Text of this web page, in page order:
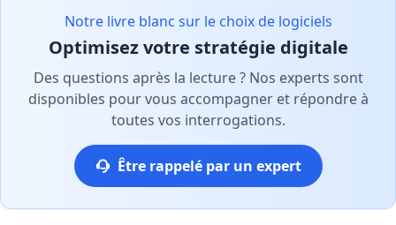
Notre livre blanc sur le choix de logiciels
Optimisez votre stratégie digitale
Des questions après la lecture ? Nos experts sont
disponibles pour vous accompagner et répondre à
toutes vos interrogations.
Être rappelé par un expert